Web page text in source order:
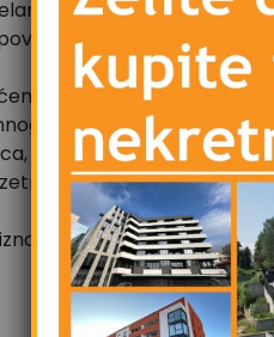
poslovni prostor na
105 m2
spratu poslovne zgrade
firme i
tramvajska stanica,
frekventnu lokaciju.
105 m2.